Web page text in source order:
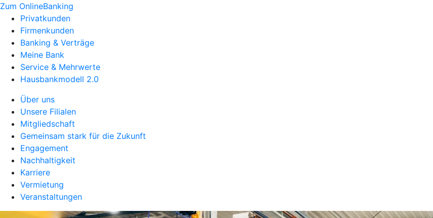
Zum OnlineBanking
Privatkunden
Firmenkunden
Banking & Verträge
Meine Bank
Service & Mehrwerte
Hausbankmodell 2.0
Über uns
Unsere Filialen
Mitgliedschaft
Gemeinsam stark für die Zukunft
Engagement
Nachhaltigkeit
Karriere
Vermietung
Veranstaltungen